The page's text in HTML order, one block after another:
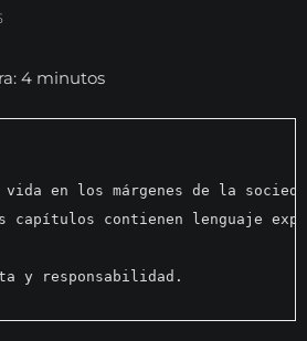
4 minutos
en los márgenes de la
capítulos contienen lenguaje
y responsabilidad.